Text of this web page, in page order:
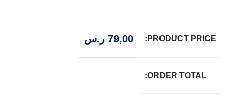
PRODUCT PRICE:
79,00 ر.س
ORDER TOTAL: